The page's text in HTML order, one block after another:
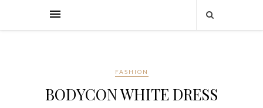
FASHION
BODYCON WHITE DRESS